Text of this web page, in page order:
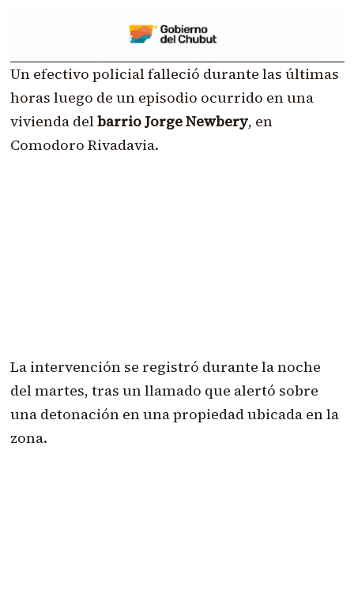
Un efectivo policial falleció durante las últimas
horas luego de un episodio ocurrido en una
vivienda delbarrio Jorge Newbery, en
Comodoro Rivadavia.
La intervención se registró durante la noche
del martes, tras un llamado que alertó sobre
una detonación en una propiedad ubicada en la
zona.